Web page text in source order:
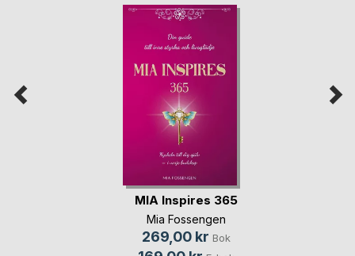
MIA Inspires 365
Mia Fossengen
269,00 kr Bok